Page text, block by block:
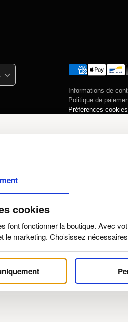
Informations de
Politique de
Préférences cookies
cookies
font fonctionner la boutique. Avec
le marketing. Choisissez